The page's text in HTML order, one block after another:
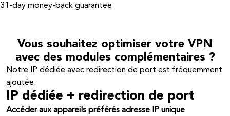
31-day money-back guarantee
Vous souhaitez optimiser votre VPN
avec des modules complémentaires ?
Notre IP dédiée avec redirection de port est fréquemment
ajoutée.
IP dédiée + redirection de port
Accéder aux appareils préférés adresse IP unique